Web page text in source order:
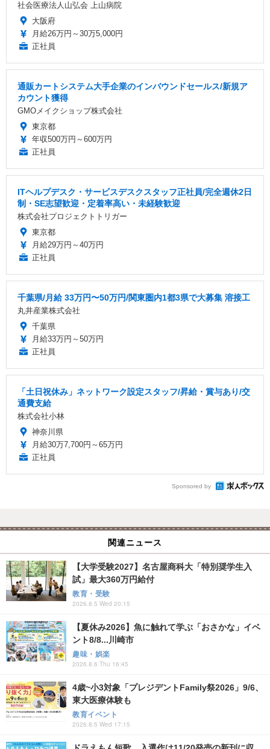
社会医療法人山弘会 上山病院
大阪府
月給26万円～30万5,000円
正社員
通販カートシステム大手企業のインバウンドセールス/新規ア
カウント獲得
GMOメイクショップ株式会社
東京都
年収500万円～600万円
正社員
ITヘルプデスク・サービスデスクスタッフ正社員/完全週休2日
制・SE志望歓迎・定着率高い・未経験歓迎
株式会社プロジェクトトリガー
東京都
月給29万円～40万円
正社員
千葉県/月給 33万円〜50万円/関東圏内1都3県で大募集 溶接工
丸井産業株式会社
千葉県
月給33万円～50万円
正社員
「土日祝休み」ネットワーク設定スタッフ/昇給・賞与あり/交
通費支給
株式会社小林
神奈川県
月給30万7,700円～65万円
正社員
Sponsored by
関連ニュース
【大学受験2027】名古屋商科大「特別奨学生入
試」最大360万円給付
教育・受験
2026.8.5 Wed 20:15
【夏休み2026】魚に触れて学ぶ「おさかな」イベ
ント8/8...川崎市
趣味・娯楽
2026.8.6 Thu 16:45
4歳~小3対象「プレジデントFamily祭2026」9/6、
東大医療体験も
教育イベント
2026.8.5 Wed 17:15